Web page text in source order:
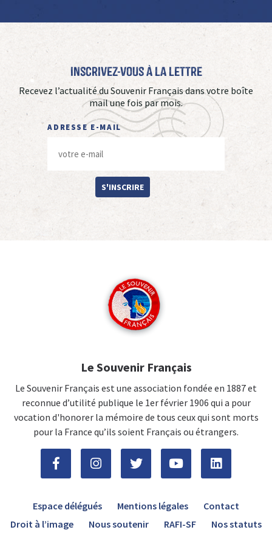
Inscrivez-vous à La Lettre
Recevez l’actualité du Souvenir Français dans votre boîte
mail une fois par mois.
ADRESSE E-MAIL
S'INSCRIRE
Le Souvenir Français
Le Souvenir Français est une association fondée en 1887 et
reconnue d’utilité publique le 1er février 1906 qui a pour
vocation d'honorer la mémoire de tous ceux qui sont morts
pour la France qu’ils soient Français ou étrangers.
Espace délégués Mentions légales
Contact
Droit à l’image
Nous soutenir RAFI-SF Nos statuts